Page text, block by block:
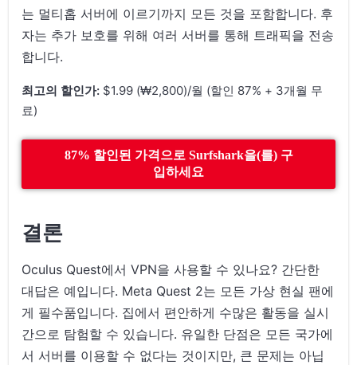
는 멀티홉 서버에 이르기까지 모든 것을 포함합니다. 후
자는 추가 보호를 위해 여러 서버를 통해 트래픽을 전송
합니다.
최고의 할인가: $1.99 (₩2,800)/월 (할인 87% + 3개월 무
료)
87% 할인된 가격으로 Surfshark을(를) 구
입하세요
결론
Oculus Quest에서 VPN을 사용할 수 있나요? 간단한
대답은 예입니다. Meta Quest 2는 모든 가상 현실 팬에
게 필수품입니다. 집에서 편안하게 수많은 활동을 실시
간으로 탐험할 수 있습니다. 유일한 단점은 모든 국가에
서 서버를 이용할 수 없다는 것이지만, 큰 문제는 아닙